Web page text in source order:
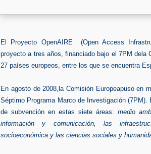
El Proyecto OpenAIRE (Open Access
proyecto a tres años, financiado bajo el 7PM dela
27 países europeos, entre los que se encuentra
En agosto de 2008,la Comisión Europeapuso en
Séptimo Programa Marco de Investigación
de subvención en estas siete áreas: medio
información y comunicación, las
socioeconómicay las ciencias sociales y